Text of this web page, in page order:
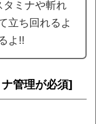
タミナや斬れ
立ち回れるよ
よ!!
管理が必須]